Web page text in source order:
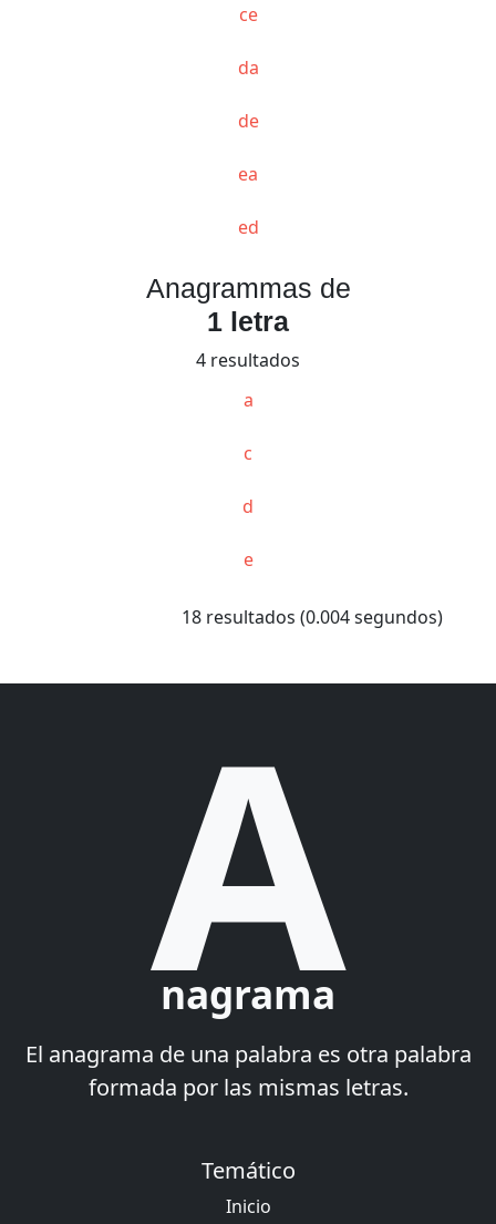
ce
da
de
ea
ed
Anagrammas de
1 letra
4 resultados
a
c
d
e
18 resultados (0.004 segundos)
A
nagrama
El anagrama de una palabra es otra palabra
formada por las mismas letras.
Temático
Inicio